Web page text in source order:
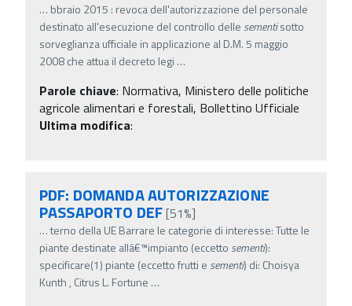
… bbraio 2015 : revoca dell'autorizzazione del personale
destinato all'esecuzione del controllo delle sementisotto
sorveglianza ufficiale in applicazione al D.M. 5 maggio
2008 che attua il decreto legi …
Parole chiave: Normativa, Ministero delle politiche
agricole alimentari e forestali, Bollettino Ufficiale
Ultima modifica:
PDF: DOMANDA AUTORIZZAZIONE
PASSAPORTO DEF[51%]
…terno della UE Barrare le categorie di interesse: Tutte le
piante destinate allâ€™impianto (eccetto sementi):
specificare(1) piante (eccetto frutti e sementi) di: Choisya
Kunth , Citrus L. Fortune …